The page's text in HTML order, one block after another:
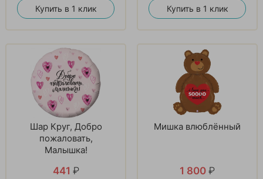
Купить в 1 клик Купить в 1 клик
Шар Круг, Добро
пожаловать,
Малышка!
441 ₽
Мишка влюблённый
1 800 ₽